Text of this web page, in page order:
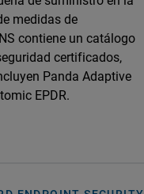
medidas de
contiene un catálogo
certificados,
Panda Adaptive
EPDR.